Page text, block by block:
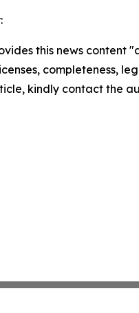
this news
completeness,
kindly contact the